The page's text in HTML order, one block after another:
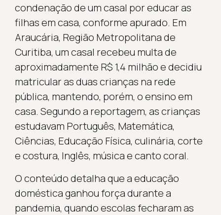
condenação de um casal por educar as
filhas em casa, conforme apurado. Em
Araucária, Região Metropolitana de
Curitiba, um casal recebeu multa de
aproximadamente R$ 1,4 milhão e decidiu
matricular as duas crianças na rede
pública, mantendo, porém, o ensino em
casa. Segundo a reportagem, as crianças
estudavam Português, Matemática,
Ciências, Educação Física, culinária, corte
e costura, Inglês, música e canto coral.
O conteúdo detalha que a educação
doméstica ganhou força durante a
pandemia, quando escolas fecharam as